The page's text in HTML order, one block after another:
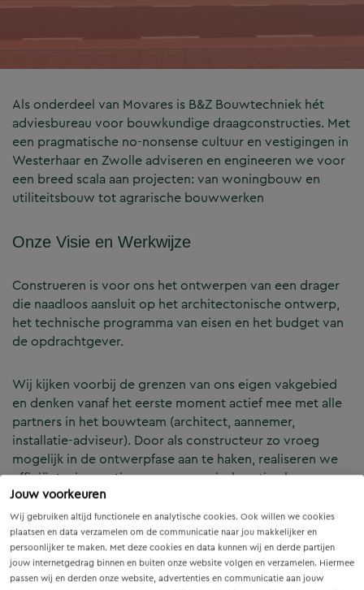
Jouw voorkeuren
Wij gebruiken altijd functionele en analytische cookies. Ook willen we cookies
plaatsen en data verzamelen om de communicatie naar jou makkelijker en
persoonlijker te maken. Met deze cookies en data kunnen wij en derde partijen
jouw internetgedrag binnen en buiten onze website volgen en verzamelen. Hiermee
passen wij en derden onze website, advertenties en communicatie aan jouw
Als onderdeel van Movares is B&Z Bouwtechniek hét
adviesbureau voor bouwkundige draagconstructies. Met
een pragmatische no-nonsense cultuur en vestigingen in
Westerhaar en Zwolle adviseren en engineeren we voor
een breed scala aan projecten: van woningbouw en
utiliteitsbouw tot agrarische bouwwerken
Onze Visie en Werkwijze
Construeren is voor ons het ontwerpen van een drager
die naadloos aansluit op het architectonische ontwerp,
het technische programma van eisen en het budget van
de opdrachtgever.
Wij kijken voorbij de grenzen van ons eigen vakgebied
en denken vanaf het eerste moment actief mee met alle
partners in het bouwteam (architect, aannemer,
installatie-adviseur). Door als constructeur zo vroeg
mogelijk in de ontwerpfase aan te haken, realiseren we
efficiënte, innovatieve en economisch optimale
constructies — voor zowel nieuwbouw als renovatie.
Onze Expertises en Activiteiten
B&Z Bouwtechniek verzorgt het volledige constructieve